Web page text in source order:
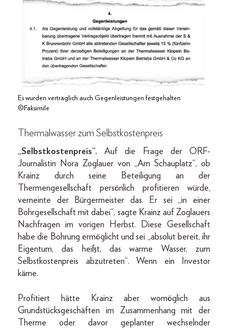
Es wurden vertraglich auch Gegenleistungen festgehalten
©Faksimile
Thermalwasser zum Selbstkostenpreis
„Selbstkostenpreis“. Auf die Frage der ORF-
Journalistin Nora Zoglauer von „Am Schauplatz“, ob
Krainz durch seine Beteiligung an der
Thermengesellschaft persönlich profitieren würde,
verneinte der Bürgermeister das. Er sei „in einer
Bohrgesellschaft mit dabei“, sagte Krainz auf Zoglauers
Nachfragen im vorigen Herbst. Diese Gesellschaft
habe die Bohrung ermöglicht und sei „absolut bereit, ihr
Eigentum, das heißt, das warme Wasser, zum
Selbstkostenpreis abzutreten“. Wenn ein Investor
käme.
Profitiert hätte Krainz aber womöglich aus
Grundstücksgeschäften im Zusammenhang mit der
Therme oder davor geplanter wechselnder